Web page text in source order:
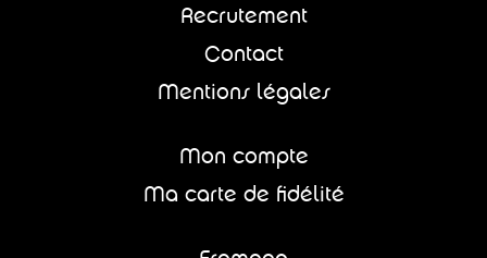
Recrutement
Contact
Mentions légales
Mon compte
Ma carte de fidélité